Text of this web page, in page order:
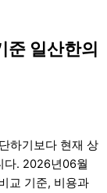
일산한의
하기보다 현재 상
다. 2026년06월
교 기준, 비용과